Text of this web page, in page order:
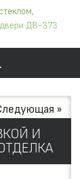
»
И